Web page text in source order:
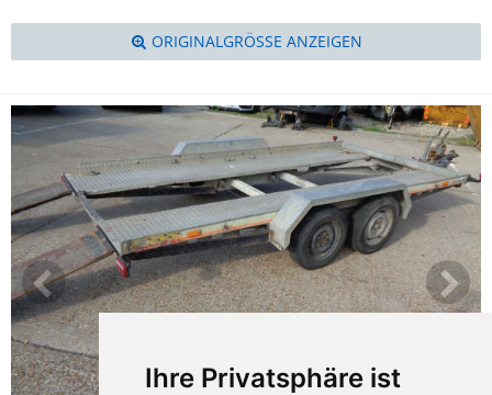
Ihre Privatsphäre ist
ORIGINALGRÖSSE ANZEIGEN